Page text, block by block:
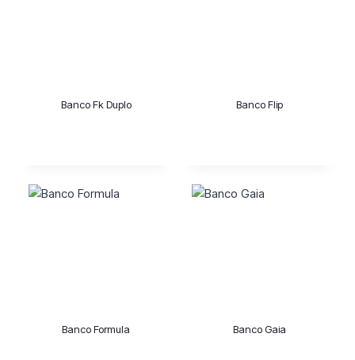
Banco Fk Duplo Banco Flip
Banco Formula Banco Gaia